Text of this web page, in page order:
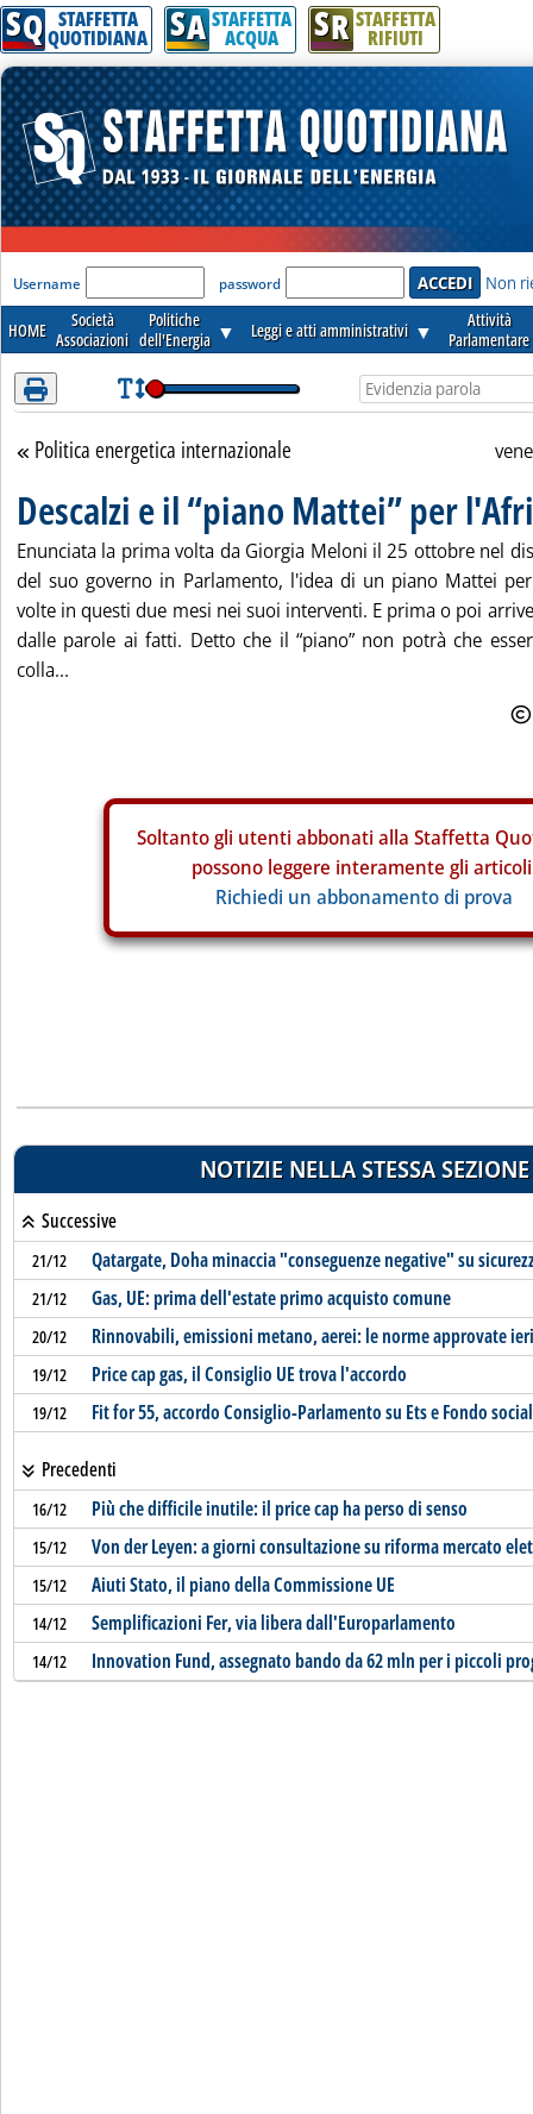
Attenzione! Esegui l'accesso per lèggere interamente la notizia.
SQ STAFFETTA
QUOTIDIANA SA STAFFETTA
ACQUA SR STAFFETTA
RIFIUTI
'Modulo Login per accedere'
Username password Non
HOME
Società
Associazioni
Politiche
dell'Energia ▼ Leggi e atti amministrativi ▼
Attività
Parlamentare
Torna alla sezione
Politica energetica internazionale
Descalzi e il “piano Mattei” per
Enunciata la prima volta da Giorgia Meloni il 25 ottobre nel
del suo governo in Parlamento, l'idea di un piano Mattei
volte in questi due mesi nei suoi interventi. E prima o poi
dalle parole ai fatti. Detto che il “piano” non potrà che
colla...
Soltanto gli utenti abbonati alla Staffetta
possono leggere interamente gli
Richiedi un abbonamento di prova
NOTIZIE NELLA STESSA SEZIONE
Successive
21/12 Qatargate, Doha minaccia "conseguenze negative" su
21/12 Gas, UE: prima dell'estate primo acquisto comune
20/12 Rinnovabili, emissioni metano, aerei: le norme approvate
19/12 Price cap gas, il Consiglio UE trova l'accordo
19/12 Fit for 55, accordo Consiglio-Parlamento su Ets e Fondo
Precedenti
16/12 Più che difficile inutile: il price cap ha perso di senso
15/12 Von der Leyen: a giorni consultazione su riforma mercato
15/12 Aiuti Stato, il piano della Commissione UE
14/12 Semplificazioni Fer, via libera dall'Europarlamento
14/12 Innovation Fund, assegnato bando da 62 mln per i piccoli